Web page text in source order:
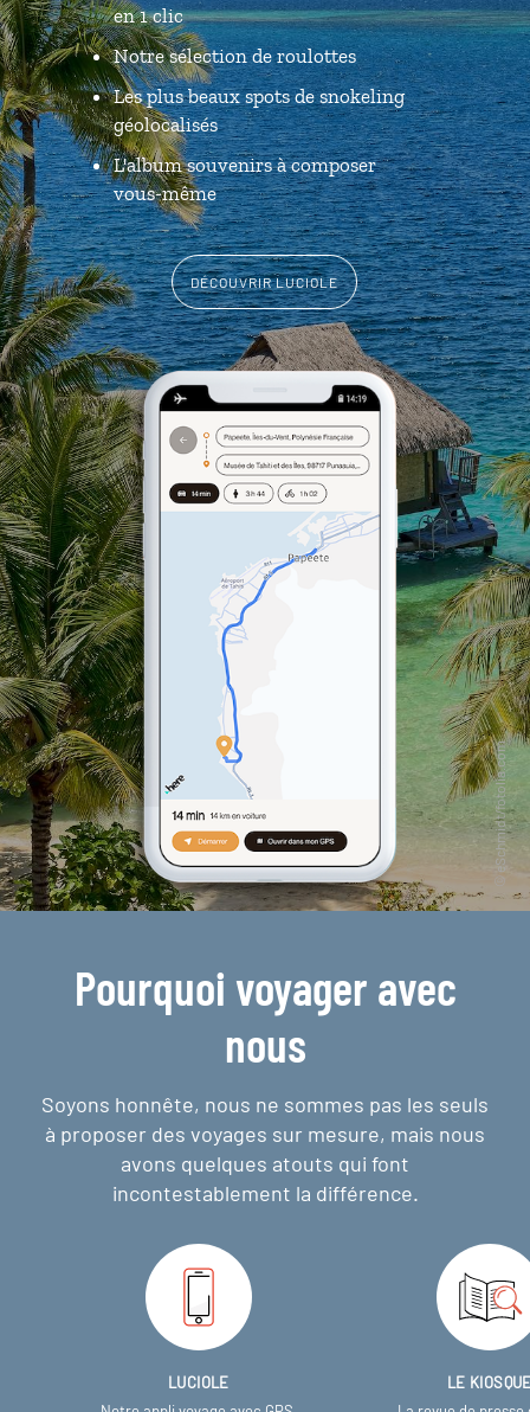
en 1 clic
Notre sélection de roulottes
Les plus beaux spots de snokeling
géolocalisés
L'album souvenirs à composer
vous-même
DÉCOUVRIR LUCIOLE
Pourquoi voyager avec
nous
Soyons honnête, nous ne sommes pas les seuls
à proposer des voyages sur mesure, mais nous
avons quelques atouts qui font
incontestablement la différence.
LUCIOLE
LE